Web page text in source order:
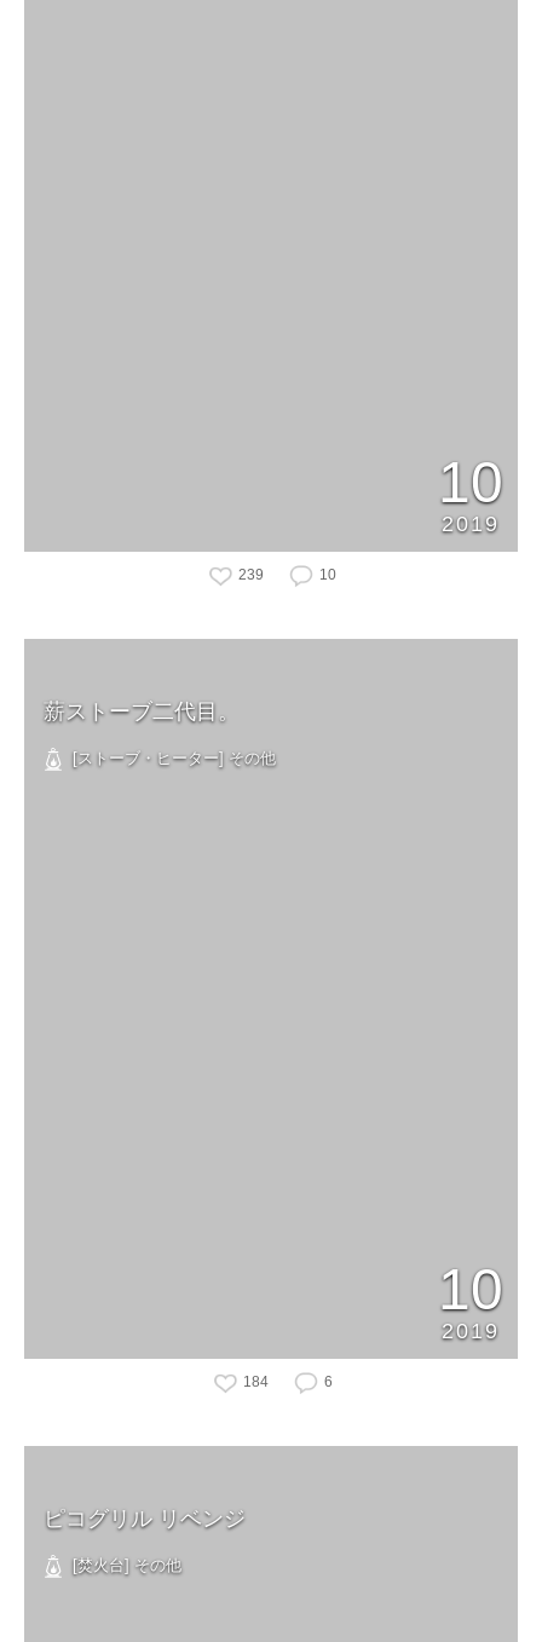
10
2019
239 10
薪ストーブ二代目。
[ストーブ・ヒーター] その他
10
2019
184 6
ピコグリル リベンジ
[焚火台] その他